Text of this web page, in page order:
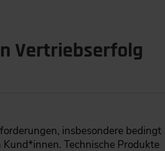
Vertriebserfolg
insbesondere bedingt
Technische Produkte